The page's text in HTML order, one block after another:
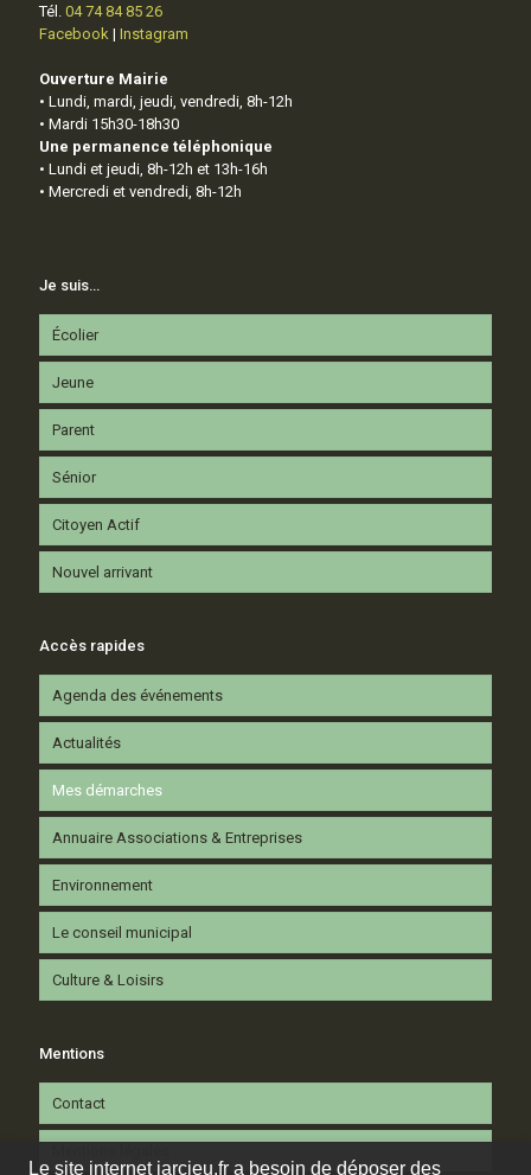
Tél. 04 74 84 85 26
Facebook | Instagram
Ouverture Mairie
• Lundi, mardi, jeudi, vendredi, 8h-12h
• Mardi 15h30-18h30
Une permanence téléphonique
• Lundi et jeudi, 8h-12h et 13h-16h
• Mercredi et vendredi, 8h-12h
Je suis…
Écolier
Jeune
Parent
Sénior
Citoyen Actif
Nouvel arrivant
Accès rapides
Agenda des événements
Actualités
Mes démarches
Annuaire Associations & Entreprises
Environnement
Le conseil municipal
Culture & Loisirs
Mentions
Contact
Le site internet jarcieu.fr a besoin de déposer des